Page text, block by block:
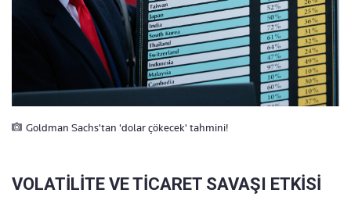
Goldman Sachs'tan 'dolar çökecek' tahmini!
VOLATİLİTE VE TİCARET SAVAŞI ETKİSİ